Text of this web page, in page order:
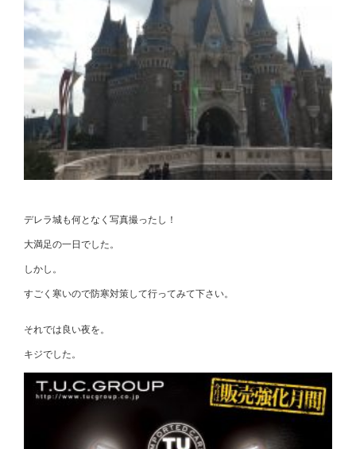
デレラ城も何となく写真撮ったし！
大満足の一日でした。
しかし。
すごく寒いので防寒対策して行ってみて下さい。
それでは良い夜を。
キジでした。